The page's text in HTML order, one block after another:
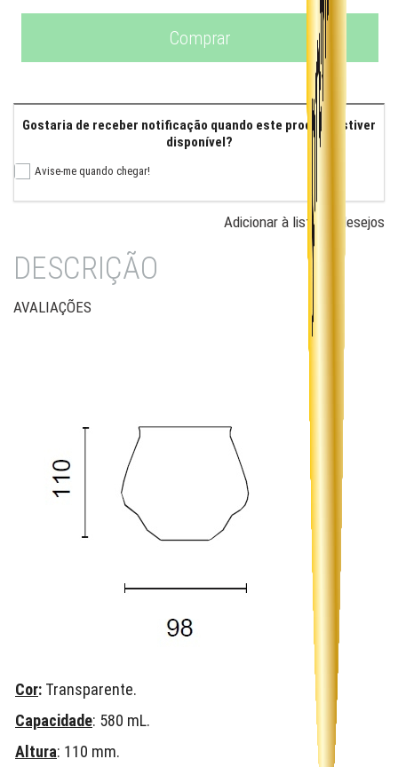
Gostaria de receber notificação quando este produto estiver
disponível?
Avise-me quando chegar!
Adicionar à lista de desejos
DESCRIÇÃO
AVALIAÇÕES
Cor: Transparente.
Capacidade: 580 mL.
Altura: 110 mm.